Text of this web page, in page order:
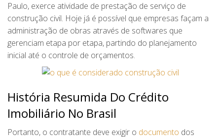
Paulo, exerce atividade de prestação de serviço de
construção civil. Hoje já é possível que empresas façam a
administração de obras através de softwares que
gerenciam etapa por etapa, partindo do planejamento
inicial até o controle de orçamentos.
História Resumida Do Crédito
Imobiliário No Brasil
Portanto, o contratante deve exigir o documento dos